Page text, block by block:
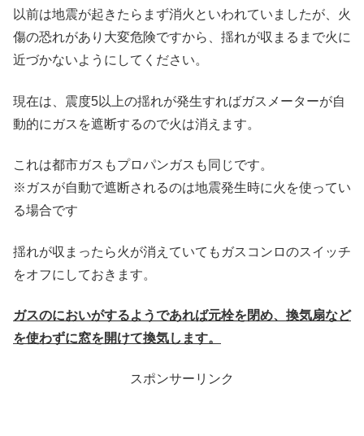
以前は地震が起きたらまず消火といわれていましたが、火
傷の恐れがあり大変危険ですから、揺れが収まるまで火に
近づかないようにしてください。
現在は、震度5以上の揺れが発生すればガスメーターが自
動的にガスを遮断するので火は消えます。
これは都市ガスもプロパンガスも同じです。
※ガスが自動で遮断されるのは地震発生時に火を使ってい
る場合です
揺れが収まったら火が消えていてもガスコンロのスイッチ
をオフにしておきます。
ガスのにおいがするようであれば元栓を閉め、換気扇など
を使わずに窓を開けて換気します。
スポンサーリンク